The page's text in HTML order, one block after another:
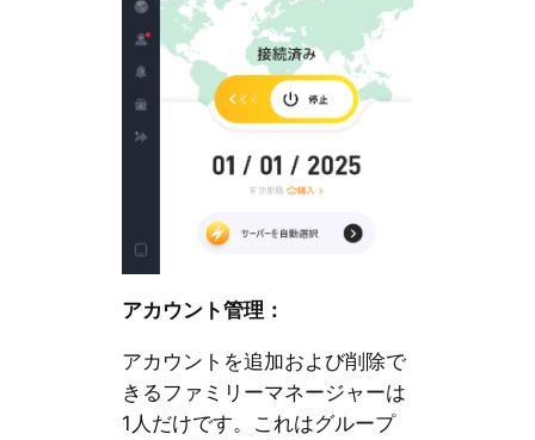
アカウント管理：
アカウントを追加および削除で
きるファミリーマネージャーは
1人だけです。これはグループ